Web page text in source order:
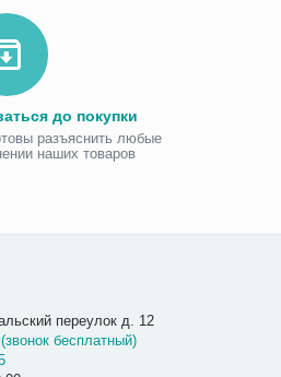
до покупки
разъяснить любые
наших товаров
переулок д. 12
бесплатный)